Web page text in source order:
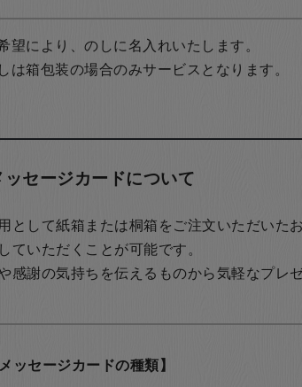
望により、のしに名入れいたします。
は箱包装の場合のみサービスとなります。
ッセージカードについて
として紙箱または桐箱をご注文いただいた
ていただくことが可能です。
感謝の気持ちを伝えるものから気軽なプレ
メッセージカードの種類】